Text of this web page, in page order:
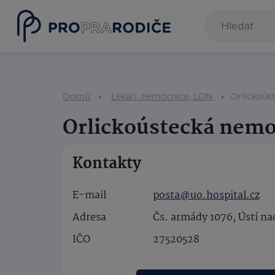
Domů Lékaři, nemocnice, LDN
Orlickoústecká
Kontakty
E-mail
posta@uo.hospital.cz
Adresa
Čs. armády 1076, Ústí
IČO
27520528